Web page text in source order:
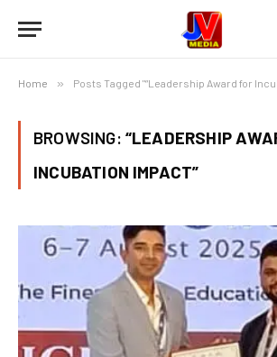
Home » Posts Tagged "“Leadership Award for
BROWSING: “LEADERSHIP
INCUBATION IMPACT”